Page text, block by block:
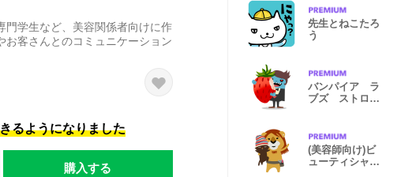
門学生など、美容関係者向けに作
お客さんとのコミュニケーション
るようになりました
購入する
先生とねこたろ
う
バンパイア ラ
ブズ ストロベ
(美容師向け)ビ
ューティシャ